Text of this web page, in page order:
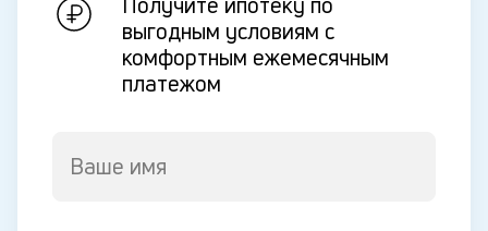
выгодным условиям с
комфортным ежемесячным
платежом
Ваше имя